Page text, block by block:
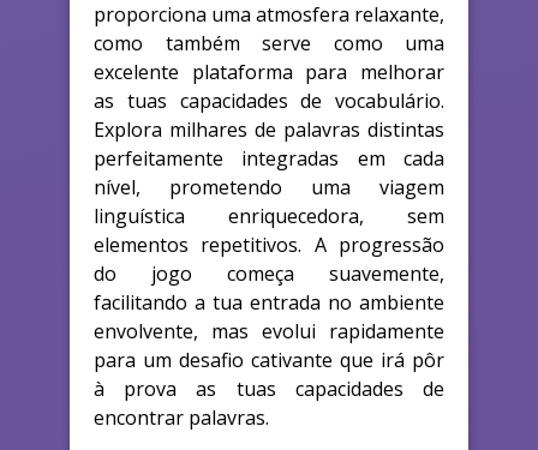
proporciona uma atmosfera relaxante,
como também serve como uma
excelente plataforma para melhorar
as tuas capacidades de vocabulário.
Explora milhares de palavras distintas
perfeitamente integradas em cada
nível, prometendo uma viagem
linguística enriquecedora, sem
elementos repetitivos. A progressão
do jogo começa suavemente,
facilitando a tua entrada no ambiente
envolvente, mas evolui rapidamente
para um desafio cativante que irá pôr
à prova as tuas capacidades de
encontrar palavras.